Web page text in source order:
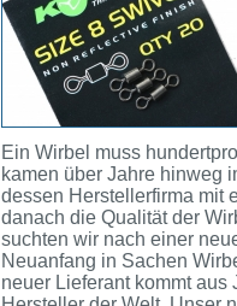
Ein Wirbel muss
kamen über Jahre hinweg
dessen Herstellerfirma mit
danach die Qualität der
suchten wir nach einer
Neuanfang in Sachen
neuer Lieferant kommt